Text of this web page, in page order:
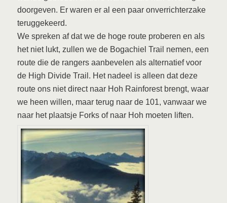
doorgeven. Er waren er al een paar onverrichterzake
teruggekeerd.
We spreken af dat we de hoge route proberen en als
het niet lukt, zullen we de Bogachiel Trail nemen, een
route die de rangers aanbevelen als alternatief voor
de High Divide Trail. Het nadeel is alleen dat deze
route ons niet direct naar Hoh Rainforest brengt, waar
we heen willen, maar terug naar de 101, vanwaar we
naar het plaatsje Forks of naar Hoh moeten liften.